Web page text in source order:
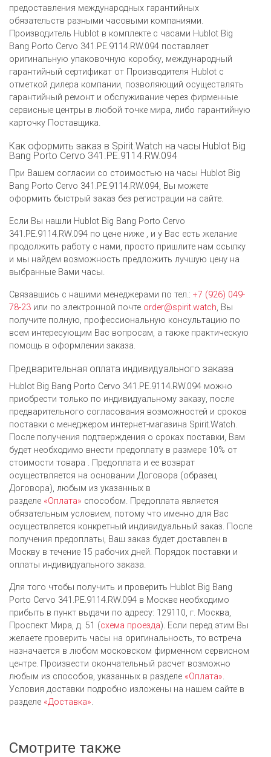
предоставления международных гарантийных
обязательств разными часовыми компаниями.
Производитель Hublot в комплекте с часами Hublot Big
Bang Porto Cervo 341.PE.9114.RW.094 поставляет
оригинальную упаковочную коробку, международный
гарантийный сертификат от Производителя Hublot c
отметкой дилера компании, позволяющий осуществлять
гарантийный ремонт и обслуживание через фирменные
сервисные центры в любой точке мира, либо гарантийную
карточку Поставщика.
Как оформить заказ в Spirit.Watch на часы Hublot Big
Bang Porto Cervo 341.PE.9114.RW.094
При Вашем согласии со стоимостью на часы Hublot Big
Bang Porto Cervo 341.PE.9114.RW.094, Вы можете
оформить быстрый заказ без регистрации на сайте.
Если Вы нашли Hublot Big Bang Porto Cervo
341.PE.9114.RW.094 по цене ниже , и у Вас есть желание
продолжить работу с нами, просто пришлите нам ссылку
и мы найдем возможность предложить лучшую цену на
выбранные Вами часы.
Связавшись с нашими менеджерами по тел.: +7 (926) 049-
78-23 или по электронной почте order@spirit.watch, Вы
получите полную, профессиональную консультацию по
всем интересующим Вас вопросам, а также практическую
помощь в оформлении заказа.
Предварительная оплата индивидуального заказа
Hublot Big Bang Porto Cervo 341.PE.9114.RW.094 можно
приобрести только по индивидуальному заказу, после
предварительного согласования возможностей и сроков
поставки с менеджером интернет-магазина Spirit.Watch.
После получения подтверждения о сроках поставки, Вам
будет необходимо внести предоплату в размере 10% от
стоимости товара . Предоплата и ее возврат
осуществляется на основании Договора (образец
Договора), любым из указанных в
разделе «Оплата» способом. Предоплата является
обязательным условием, потому что именно для Вас
осуществляется конкретный индивидуальный заказ. После
получения предоплаты, Ваш заказ будет доставлен в
Москву в течение 15 рабочих дней. Порядок поставки и
оплаты индивидуального заказа.
Для того чтобы получить и проверить Hublot Big Bang
Porto Cervo 341.PE.9114.RW.094 в Москве необходимо
прибыть в пункт выдачи по адресу: 129110, г. Москва,
Проспект Мира, д. 51 (схема проезда). Если перед этим Вы
желаете проверить часы на оригинальность, то встреча
назначается в любом московском фирменном сервисном
центре. Произвести окончательный расчет возможно
любым из cпособов, указанных в разделе «Оплата».
Условия доставки подробно изложены на нашем сайте в
разделе «Доставка».
Смотрите также